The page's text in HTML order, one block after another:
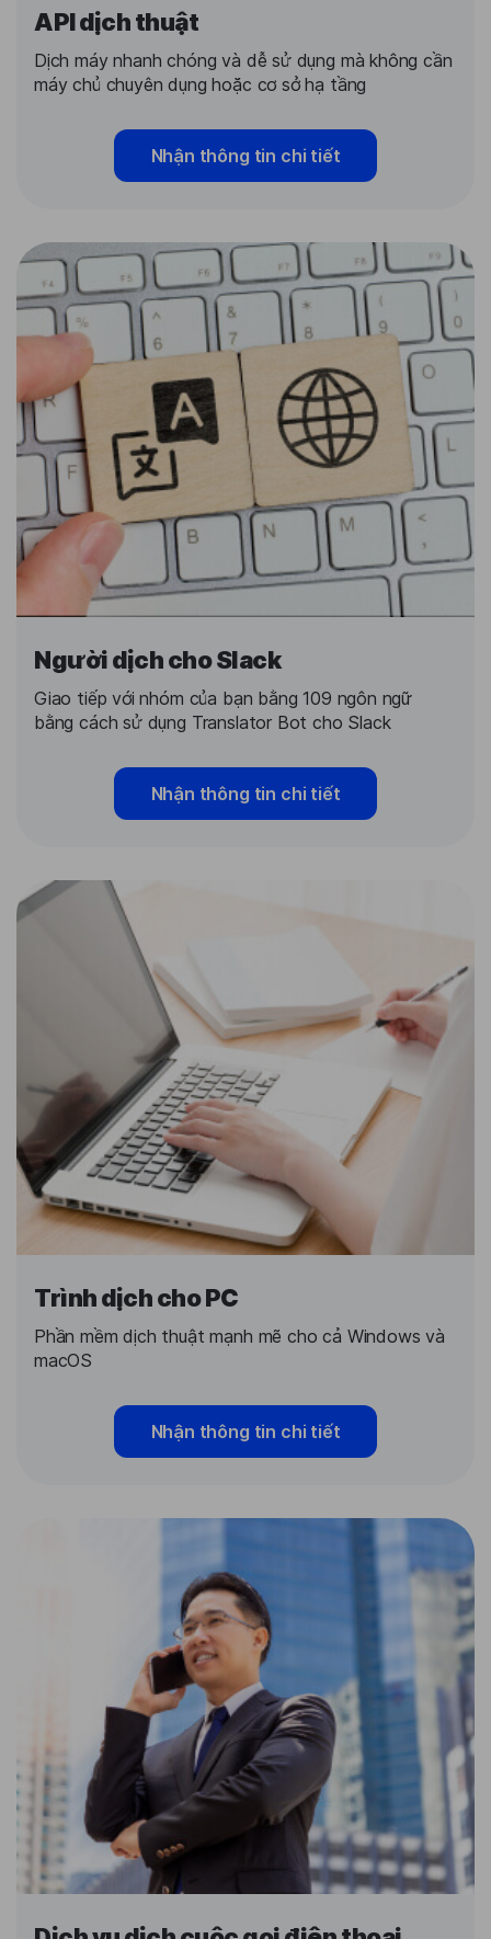
API dịch thuật
Dịch máy nhanh chóng và dễ sử dụng mà không cần
máy chủ chuyên dụng hoặc cơ sở hạ tầng
Nhận thông tin chi tiết
Người dịch cho Slack
Giao tiếp với nhóm của bạn bằng 109 ngôn ngữ
bằng cách sử dụng Translator Bot cho Slack
Nhận thông tin chi tiết
Trình dịch cho PC
Phần mềm dịch thuật mạnh mẽ cho cả Windows và
macOS
Nhận thông tin chi tiết